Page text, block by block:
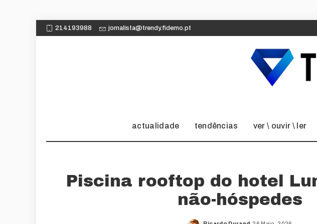
214193988 jornalista@trendy.fidemo.pt
actualidade tendências ver \ ouvir \ ler
Piscina rooftop do hotel
não-hóspedes